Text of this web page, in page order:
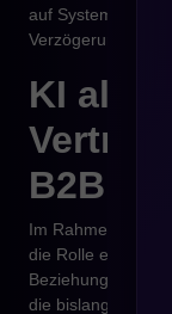
auf Systeme, die
Verzögerungen
KI als
B2B
Im Rahmen von
die Rolle eines
Beziehungen,
die bislang